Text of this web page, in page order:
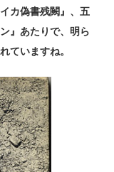
カ偽書残闕』、五
』あたりで、明ら
ていますね。